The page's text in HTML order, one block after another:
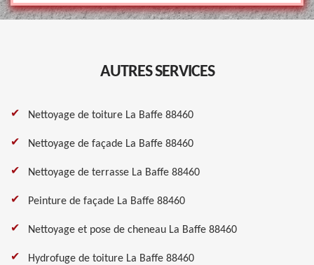
AUTRES SERVICES
Nettoyage de toiture La Baffe 88460
Nettoyage de façade La Baffe 88460
Nettoyage de terrasse La Baffe 88460
Peinture de façade La Baffe 88460
Nettoyage et pose de cheneau La Baffe 88460
Hydrofuge de toiture La Baffe 88460